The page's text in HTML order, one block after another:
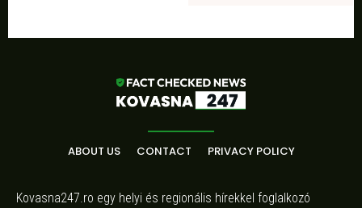
ABOUT US CONTACT PRIVACY POLICY
Kovasna247.ro egy helyi és regionális hírekkel foglalkozó